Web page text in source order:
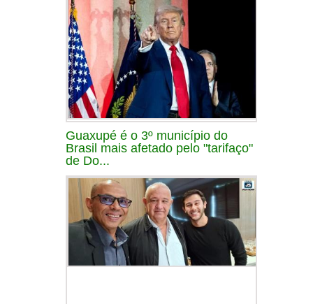
Guaxupé é o 3º município do
Brasil mais afetado pelo "tarifaço"
de Do...